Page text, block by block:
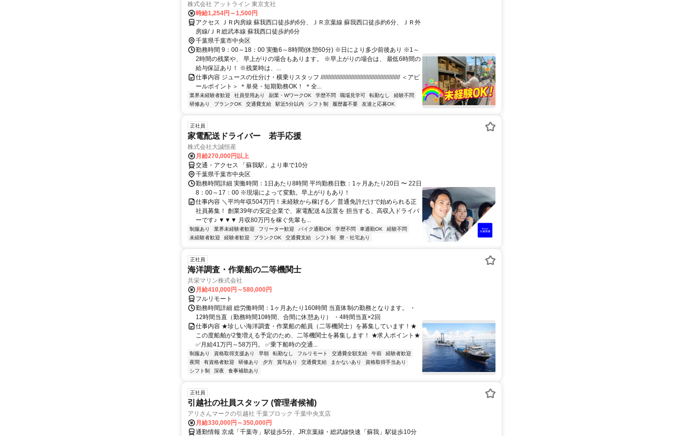
株式会社 アットライン 東京支社
時給1,254円～1,500円
アクセス ＪＲ内房線 蘇我西口徒歩約6分、ＪＲ京葉線 蘇我西口徒歩約6分、ＪＲ外
房線/ＪＲ総武本線 蘇我西口徒歩約6分
千葉県千葉市中央区
勤務時間 9：00～18：00 実働6～8時間(休憩60分) ※日により多少前後あり ※1～
2時間の残業や、 早上がりの場合もあります。 ※早上がりの場合は、 最低6時間の
給与保証あり！ ※残業時は、...
仕事内容 ジュースの仕分け・横乗りスタッフ //////////////////////////////////////////////////// ＜アピ
ールポイント＞ ＊単発・短期勤務OK！ ＊全...
業界未経験者歓迎 社員登用あり 副業・WワークOK 学歴不問 職場見学可 転勤なし
経験不問
研修あり
ブランクOK 交通費支給 駅近5分以内 シフト制 履歴書不要 友達と応募OK
正社員
家電配送ドライバー 若手応援
株式会社大誠恒産
月給270,000円以上
交通・アクセス 「蘇我駅」より車で10分
千葉県千葉市中央区
勤務時間詳細 実働時間：1日あたり8時間 平均勤務日数：1ヶ月あたり20日 〜 22日
8：00～17：00 ※現場によって変動。早上がりもあり！
仕事内容 ＼平均年収504万円！未経験から稼げる／ 普通免許だけで始められる正
社員募集！ 創業39年の安定企業で、家電配送＆設置を 担当する、高収入ドライバ
ーです♪ ▼▼▼ 月収80万円を稼ぐ先輩も...
制服あり 業界未経験者歓迎 フリーター歓迎 バイク通勤OK 学歴不問 車通勤OK
経験不問
未経験者歓迎
経験者歓迎 ブランクOK 交通費支給 シフト制 寮・社宅あり
正社員
海洋調査・作業船の二等機関士
共栄マリン株式会社
月給410,000円～580,000円
フルリモート
勤務時間詳細 総労働時間：1ヶ月あたり160時間 当直体制の勤務となります。 ・
12時間当直（勤務時間10時間、合間に休憩あり） ・4時間当直×2回
仕事内容 ★珍しい海洋調査・作業船の船員（二等機関士）を募集しています！★
この度船舶が2隻増える予定のため、二等機関士を募集します！ ★求人ポイント★
✅月給41万円～58万円。 ✅乗下船時の交通...
制服あり 資格取得支援あり 早朝 転勤なし フルリモート 交通費全額支給 午前
経験者歓迎
夜間
有資格者歓迎 研修あり 夕方 賞与あり 交通費支給 まかないあり
資格取得手当あり
シフト制
深夜 食事補助あり
正社員
引越社の社員スタッフ (管理者候補)
アリさんマークの引越社 千葉ブロック 千葉中央支店
月給330,000円～350,000円
通勤情報 京成「千葉寺」駅徒歩5分、JR京葉線・総武線快速「蘇我」駅徒歩10分